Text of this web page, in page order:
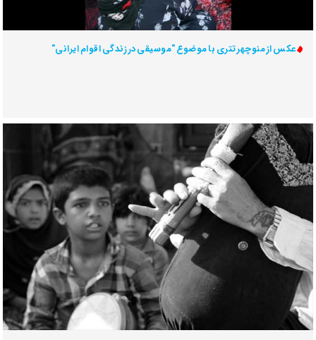
عکس از منوچهر تتری با موضوع "موسیقی در زندگی اقوام ایرانی"